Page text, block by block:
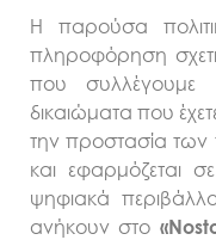
Η παρούσα
πληροφόρηση
που συλλέγουμε
δικαιώματα που
την προστασία των
και εφαρμόζεται
ψηφιακά
ανήκουν στο